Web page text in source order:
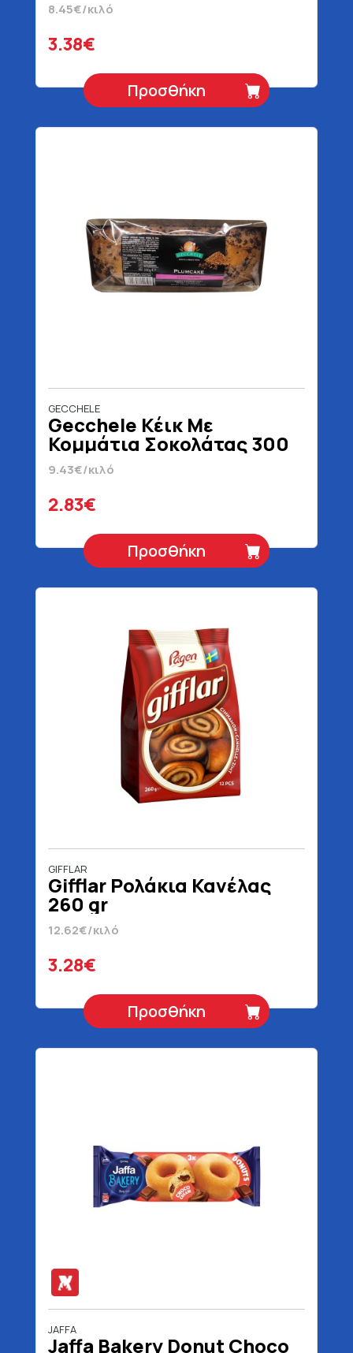
8.45€/κιλό
3.38€
Προσθήκη
GECCHELE
Gecchele Κέικ Με
Κομμάτια Σοκολάτας 300
gr
9.43€/κιλό
2.83€
Προσθήκη
GIFFLAR
Gifflar Ρολάκια Κανέλας
260 gr
12.62€/κιλό
3.28€
Προσθήκη
JAFFA
Jaffa Bakery Donut Choco